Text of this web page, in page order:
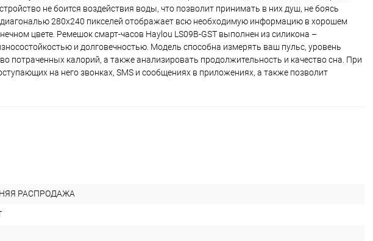
не боится воздействия воды, что позволит принимать в них душ, не боясь
280x240 пикселей отображает всю необходимую информацию в хорошем
цвете. Ремешок смарт-часов Haylou LS09B-GST выполнен из силикона –
и долговечностью. Модель способна измерять ваш пульс, уровень
потраченных калорий, а также анализировать продолжительность и качество сна. При
на него звонках, SMS и сообщениях в приложениях, а также позволит
РАСПРОДАЖА
раз в 2 недели